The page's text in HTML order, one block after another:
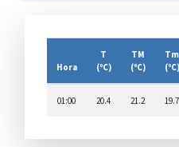
Hora
T
(ºC)
TM
(ºC)
Tm
(ºC)
01:00 20.4 21.2 19.7